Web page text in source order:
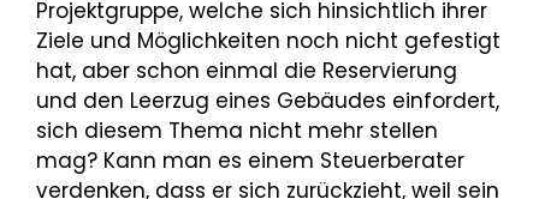
Projektgruppe, welche sich hinsichtlich ihrer
Ziele und Möglichkeiten noch nicht gefestigt
hat, aber schon einmal die Reservierung
und den Leerzug eines Gebäudes einfordert,
sich diesem Thema nicht mehr stellen
mag? Kann man es einem Steuerberater
verdenken, dass er sich zurückzieht, weil sein